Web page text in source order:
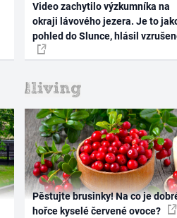
Video zachytilo výzkumníka na
okraji lávového jezera. Je to
pohled do Slunce, hlásil
Pěstujte brusinky! Na co je
hořce kyselé červené ovoce?